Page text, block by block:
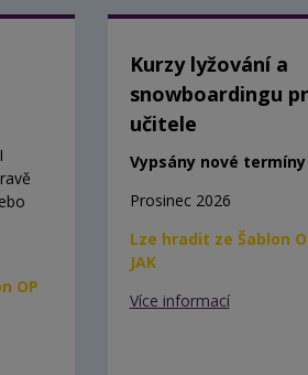
OP
Kurzy lyžování a
snowboardingu
učitele
Vypsány nové termíny
Prosinec 2026
Lze hradit ze Šablon
JAK
Více informací